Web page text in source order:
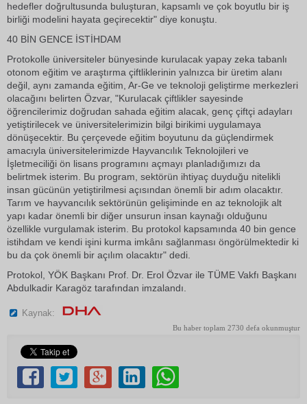
hedefler doğrultusunda buluşturan, kapsamlı ve çok boyutlu bir iş
birliği modelini hayata geçirecektir" diye konuştu.
40 BİN GENCE İSTİHDAM
Protokolle üniversiteler bünyesinde kurulacak yapay zeka tabanlı
otonom eğitim ve araştırma çiftliklerinin yalnızca bir üretim alanı
değil, aynı zamanda eğitim, Ar-Ge ve teknoloji geliştirme merkezleri
olacağını belirten Özvar, "Kurulacak çiftlikler sayesinde
öğrencilerimiz doğrudan sahada eğitim alacak, genç çiftçi adayları
yetiştirilecek ve üniversitelerimizin bilgi birikimi uygulamaya
dönüşecektir. Bu çerçevede eğitim boyutunu da güçlendirmek
amacıyla üniversitelerimizde Hayvancılık Teknolojileri ve
İşletmeciliği ön lisans programını açmayı planladığımızı da
belirtmek isterim. Bu program, sektörün ihtiyaç duyduğu nitelikli
insan gücünün yetiştirilmesi açısından önemli bir adım olacaktır.
Tarım ve hayvancılık sektörünün gelişiminde en az teknolojik alt
yapı kadar önemli bir diğer unsurun insan kaynağı olduğunu
özellikle vurgulamak isterim. Bu protokol kapsamında 40 bin gence
istihdam ve kendi işini kurma imkânı sağlanması öngörülmektedir ki
bu da çok önemli bir açılım olacaktır" dedi.
Protokol, YÖK Başkanı Prof. Dr. Erol Özvar ile TÜME Vakfı Başkanı
Abdulkadir Karagöz tarafından imzalandı.
Kaynak:
Bu haber toplam 2730 defa okunmuştur